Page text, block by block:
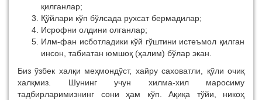
қилганлар;
Қўйлари кўп бўлсада рухсат бермадилар;
Исрофни олдини олганлар;
Илм-фан исботладики кўй гўштини истеъмол қилган
инсон, табиатан юмшоқ (ҳалим) бўлар экан.
Биз ўзбек халқи меҳмондўст, хайру саховатли, қўли очиқ
халқмиз. Шунинг учун хилма-хил маросиму
тадбирларимизнинг сони ҳам кўп. Ақиқа тўйи, никоҳ